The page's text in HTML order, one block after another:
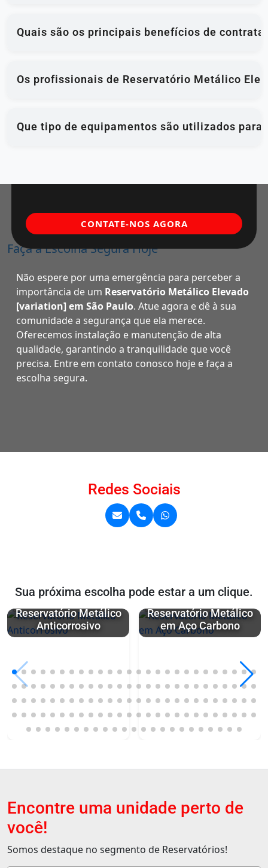
Quais são os principais benefícios de
Os profissionais de Reservatório Metálico
Que tipo de equipamentos são utilizados
Faça a Escolha Segura Hoje
Não espere por uma emergência para perceber a
importância de um Reservatório Metálico Elevado
[variation] em São Paulo. Atue agora e dê à sua
comunidade a segurança que ela merece.
Oferecemos instalação e manutenção de alta
qualidade, garantindo a tranquilidade que você
precisa. Entre em contato conosco hoje e faça a
escolha segura.
CONTATE-NOS AGORA
Redes Sociais
Sua próxima escolha pode estar a um clique.
Reservatório Metálico
Anticorrosivo
Reservatório Metálico
em Aço Carbono
Encontre uma unidade perto de
você!
Somos destaque no segmento de Reservatórios!